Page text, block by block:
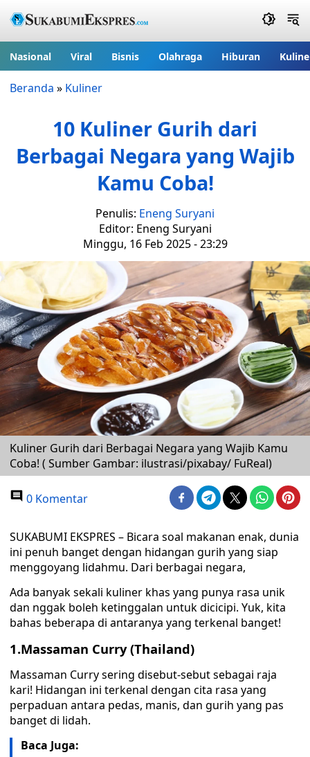
Nasional Viral Bisnis Olahraga Hiburan
Beranda » Kuliner
10 Kuliner Gurih dari
Berbagai Negara yang Wajib
Kamu Coba!
Penulis: Eneng Suryani
Editor: Eneng Suryani
Minggu, 16 Feb 2025 - 23:29
Kuliner Gurih dari Berbagai Negara yang Wajib Kamu
Coba! ( Sumber Gambar: ilustrasi/pixabay/ FuReal)
0 Komentar
SUKABUMI EKSPRES – Bicara soal makanan enak, dunia
ini penuh banget dengan hidangan gurih yang siap
menggoyang lidahmu. Dari berbagai negara,
Ada banyak sekali kuliner khas yang punya rasa unik
dan nggak boleh ketinggalan untuk dicicipi. Yuk, kita
bahas beberapa di antaranya yang terkenal banget!
1.Massaman Curry (Thailand)
Massaman Curry sering disebut-sebut sebagai raja
kari! Hidangan ini terkenal dengan cita rasa yang
perpaduan antara pedas, manis, dan gurih yang pas
banget di lidah.
Baca Juga: